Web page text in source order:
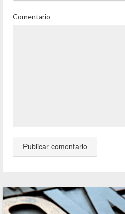
Comentario